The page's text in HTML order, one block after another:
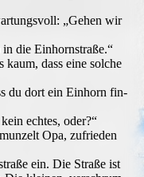
„Gehen wir
die Einhornstraße.“
kaum, dass eine solche
du dort ein Einhorn fin-
echtes, oder?“
Opa, zufrieden
ein. Die Straße ist